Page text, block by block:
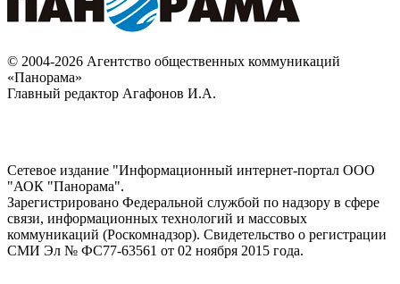
© 2004-2026 Агентство общественных коммуникаций
«Панорама»
Главный редактор Агафонов И.А.
Сетевое издание "Информационный интернет-портал ООО
"АОК "Панорама".
Зарегистрировано Федеральной службой по надзору в сфере
связи, информационных технологий и массовых
коммуникаций (Роскомнадзор). Cвидетельство о регистрации
СМИ Эл № ФС77-63561 от 02 ноября 2015 года.